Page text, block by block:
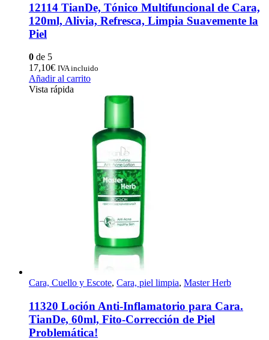
12114 TianDe, Tónico Multifuncional de Cara,
120ml, Alivia, Refresca, Limpia Suavemente la
Piel
0 de 5
17,10€ IVA incluido
Añadir al carrito
Vista rápida
Cara, Cuello y Escote, Cara, piel limpia, Master Herb
11320 Loción Anti-Inflamatorio para Cara.
TianDe, 60ml, Fito-Corrección de Piel
Problemática!